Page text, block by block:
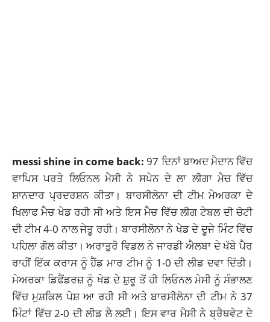
messi shine in come back: 97 ਦਿਨਾਂ ਬਾਅਦ ਮੈਦਾਨ ਵਿੱਚ
ਵਾਪਿਸ ਪਰਤੇ ਲਿਓਨਲ ਮੈਸੀਨੇ ਸਪੇਨ ਦੇ ਲਾ ਲੀਗਾ ਮੈਚ ਵਿੱਚ
ਸ਼ਾਨਦਾਰ ਪ੍ਰਦਰਸ਼ਨ ਕੀਤਾ।ਬਾਰਸੀਲੋਨਾਦੀ ਟੀਮ ਮੇਅਰਕਾ ਦੇ
ਖਿਲਾਫ ਮੈਚ ਖੇਡ ਰਹੀ ਸੀ ਅਤੇ ਇਸ ਮੈਚ ਵਿੱਚ ਲੀਗ ਟੇਬਲ ਦੀ ਚੋਟੀ
ਦੀ ਟੀਮ 4-0 ਨਾਲ ਜੇਤੂ ਰਹੀ। ਬਾਰਸੀਲੋਨਾ ਨੇ ਖੇਡ ਦੇ ਦੂਜੇ ਮਿੰਟ ਵਿੱਚ
ਪਹਿਲਾ ਗੋਲ ਕੀਤਾ। ਅਰਾਤੁਰੋ ਵਿਡਲ ਨੇ ਜਾਰਡੀ ਐਲਬਾ ਦੇ ਖੱਬੇ ਪੈਰ
ਰਾਹੀਂ ਇੱਕ ਕਰਾਸ ਨੂੰ ਹੈੱਡ ਮਾਰ ਟੀਮ ਨੂੰ 1-0 ਦੀ ਲੀਡ ਦਵਾ ਦਿੱਤੀ।
ਮੇਅਰਕਾ ਡਿਫੈਂਡਰਜ਼ ਨੂੰ ਖੇਡ ਦੇ ਸ਼ੁਰੂ ਤੋਂ ਹੀ ਲਿਓਨਲ ਮੇਸੀ ਨੂੰ ਸੰਭਾਲਣ
ਵਿੱਚ ਮੁਸ਼ਕਿਲ ਪੇਸ਼ ਆ ਰਹੀ ਸੀ ਅਤੇ ਬਾਰਸੀਲੋਨਾ ਦੀ ਟੀਮ ਨੇ 37
ਮਿੰਟਾਂ ਵਿੱਚ 2-0 ਦੀ ਲੀਡ ਲੈ ਲਈ। ਇਸ ਵਾਰ ਮੈਸੀ ਨੇ ਬ੍ਰੈਥਵੇਟ ਦੇ